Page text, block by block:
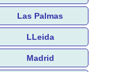
Las Palmas
LLeida
Madrid